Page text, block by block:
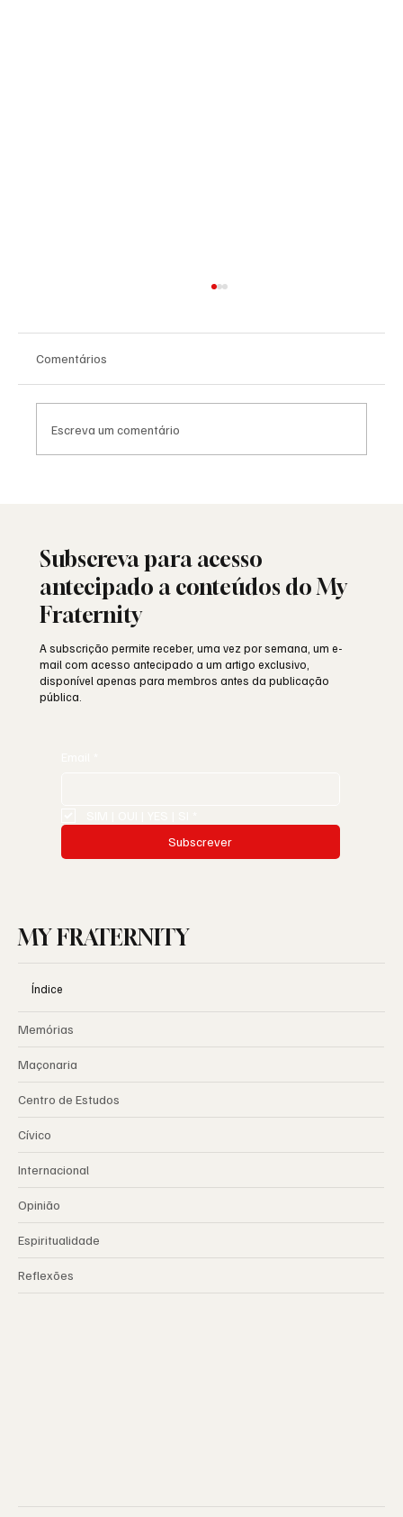
Comentários
Escreva um comentário
Subscreva para acesso
antecipado a conteúdos do My
Fraternity
A subscrição permite receber, uma vez por semana, um e-
mail com acesso antecipado a um artigo exclusivo,
disponível apenas para membros antes da publicação
pública.
Subscrever
MY FRATERNITY
Índice
Memórias
Maçonaria
Centro de Estudos
Cívico
Internacional
Opinião
Espiritualidade
Reflexões